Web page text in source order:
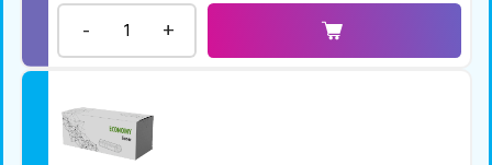
- +